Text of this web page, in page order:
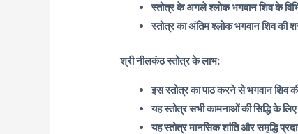
स्तोत्र के अगले श्लोक भगवान शिव के
स्तोत्र का अंतिम श्लोक भगवान शिव की
श्री नीलकंठ स्तोत्र के लाभ:
इस स्तोत्र का पाठ करने से भगवान शिव की
यह स्तोत्र सभी कामनाओं की सिद्धि के
यह स्तोत्र मानसिक शांति और समृद्धि